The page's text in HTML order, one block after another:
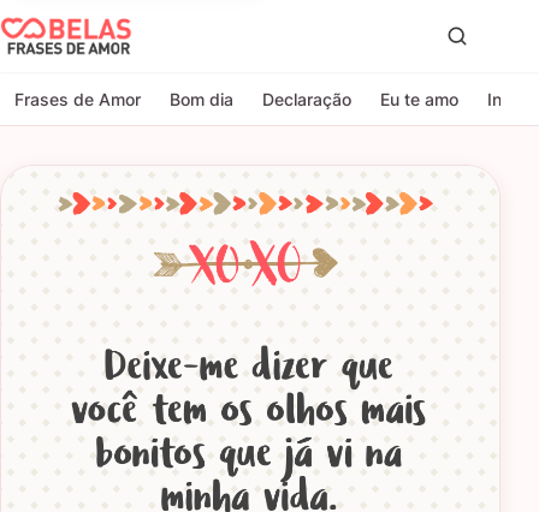
Belas Frases de Amor
Frases de Amor Bom dia Declaração Eu te amo